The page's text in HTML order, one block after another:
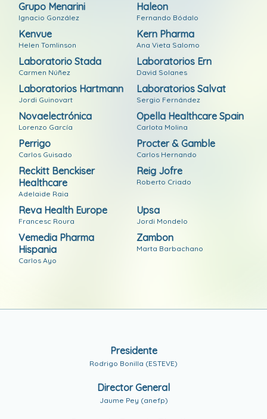
Grupo Menarini
Ignacio González
Haleon
Fernando Bódalo
Kenvue
Helen Tomlinson
Kern Pharma
Ana Vieta Salomo
Laboratorio Stada
Carmen Núñez
Laboratorios Ern
David Solanes
Laboratorios Hartmann
Jordi Guinovart
Laboratorios Salvat
Sergio Fernández
Novaelectrónica
Lorenzo García
Opella Healthcare Spain
Carlota Molina
Perrigo
Carlos Guisado
Procter & Gamble
Carlos Hernando
Reckitt Benckiser
Healthcare
Adelaide Raia
Reig Jofre
Roberto Criado
Reva Health Europe
Francesc Roura
Upsa
Jordi Mondelo
Vemedia Pharma
Hispania
Carlos Ayo
Zambon
Marta Barbachano
Presidente
Rodrigo Bonilla (ESTEVE)
Director General
Jaume Pey (anefp)